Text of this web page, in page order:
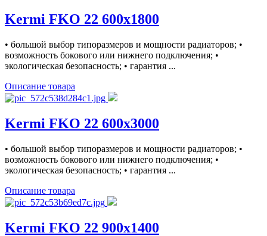
Kermi FKO 22 600x1800
• большой выбор типоразмеров и мощности радиаторов; •
возможность бокового или нижнего подключения; •
экологическая безопасность; • гарантия ...
Описание товара
Kermi FKO 22 600x3000
• большой выбор типоразмеров и мощности радиаторов; •
возможность бокового или нижнего подключения; •
экологическая безопасность; • гарантия ...
Описание товара
Kermi FKO 22 900x1400